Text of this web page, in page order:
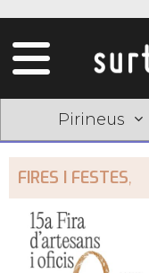
Pirineus
FIRES I FESTES,